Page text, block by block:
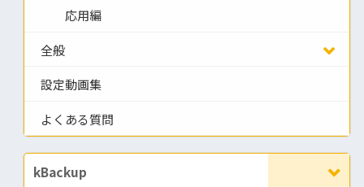
応用編
全般
設定動画集
よくある質問
kBackup